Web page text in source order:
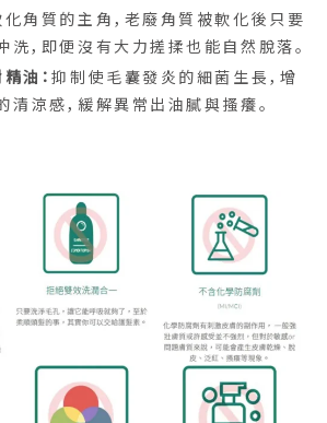
化角質的主角，老廢角質被軟化後只要
洗，即便沒有大力搓揉也能自然脫落。
油：抑制使毛囊發炎的細菌生長，增
清涼感，緩解異常出油膩與搔癢。